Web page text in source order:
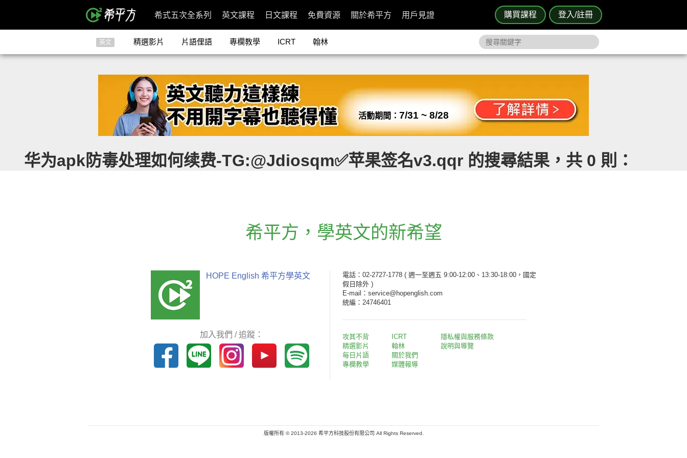
購買課程 登入/註冊
希式五次全系列 英文課程 日文課程 免費資源 關於希平方 用戶見證
英文 精選影片 片語俚語 專欄教學 ICRT 翰林
活動期間： 7/31 ~ 8/28
华为apk防毒处理如何续费-TG:@Jdiosqm✅苹果签名v3.qqr 的搜尋結果，共 0 則：
希平方 ， 學英文的新希望
HOPE English 希平方學英文
加入我們 / 追蹤：
電話：02-2727-1778 ( 週一至週五 9:00-12:00、13:30-18:00，國定
假日除外 )
E-mail：service@hopenglish.com
統編：24746401
攻其不背
精選影片
每日片語
專欄教學
ICRT
翰林
關於我們
媒體報導
隱私權與服務條款
說明與導覽
版權所有 © 2013-2026 希平方科技股份有限公司 All Rights Reserved.